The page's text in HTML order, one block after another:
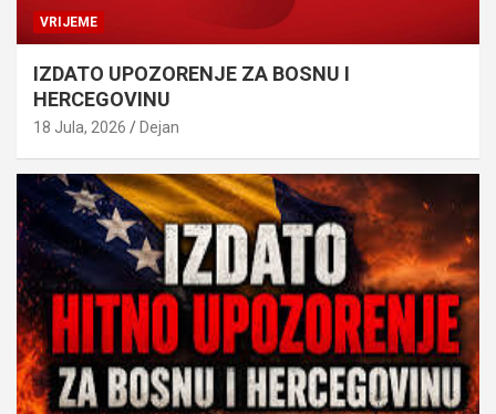
VRIJEME
IZDATO UPOZORENJE ZA BOSNU I
HERCEGOVINU
18 Jula, 2026 Dejan